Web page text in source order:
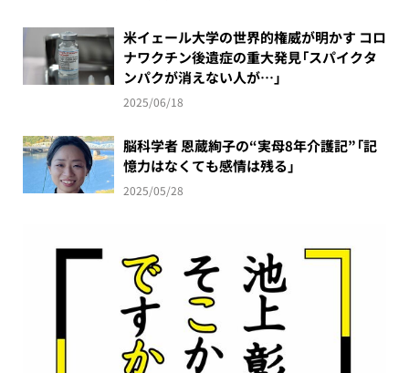
米イェール大学の世界的権威が明かす コロ
ナワクチン後遺症の重大発見「スパイクタ
ンパクが消えない人が…」
2025/06/18
脳科学者 恩蔵絢子の“実母8年介護記”「記
憶力はなくても感情は残る」
2025/05/28